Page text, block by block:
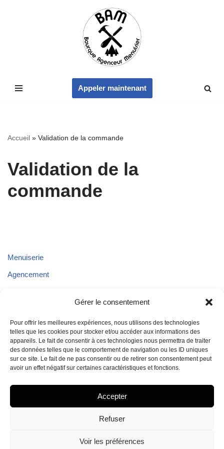
Gérer le consentement
Pour offrir les meilleures expériences, nous utilisons des technologies
telles que les cookies pour stocker et/ou accéder aux informations des
appareils. Le fait de consentir à ces technologies nous permettra de traiter
des données telles que le comportement de navigation ou les ID uniques
sur ce site. Le fait de ne pas consentir ou de retirer son consentement peut
avoir un effet négatif sur certaines caractéristiques et fonctions.
Accepter
Refuser
Voir les préférences
Appeler maintenant
Accueil » Validation de la commande
Validation de la
commande
Menuiserie
Agencement
Aménagements extérieurs
Aménagement de véhicules